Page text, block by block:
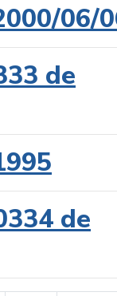
06/
de
de